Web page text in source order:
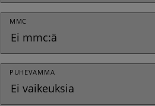
MMC
PUHEVAMMA